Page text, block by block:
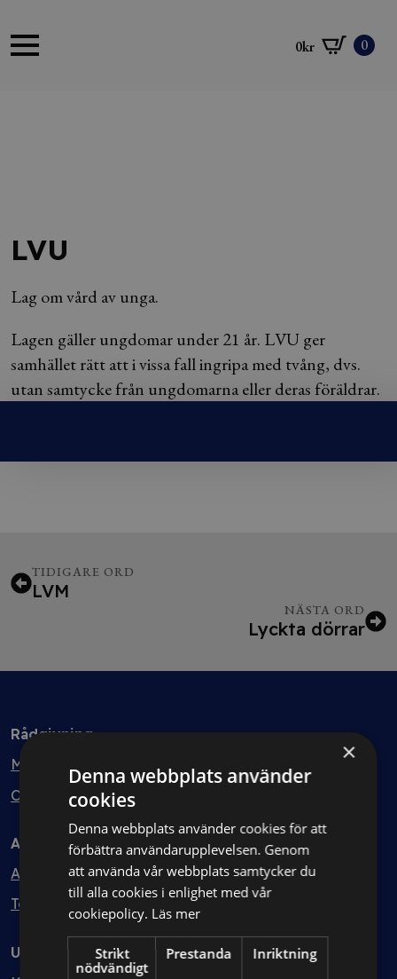
0kr 0
LVU
Lag om vård av unga.
Lagen gäller ungdomar under 21 år. LVU ger
samhället rätt att i vissa fall ingripa med tvång, dvs.
utan samtycke från ungdomarna eller deras föräldrar.
TIDIGARE ORD
LVM
NÄSTA ORD
Lyckta dörrar
Rådgivning
Min bolagsjurist
Ombud
Avtal
Avtalshantering
Testa kostnadsfritt
Utbildning
×
Denna webbplats använder
cookies
Denna webbplats använder cookies för att
förbättra användarupplevelsen. Genom
att använda vår webbplats samtycker du
till alla cookies i enlighet med vår
cookiepolicy. Läs mer
Strikt
nödvändigt
Prestanda Inriktning